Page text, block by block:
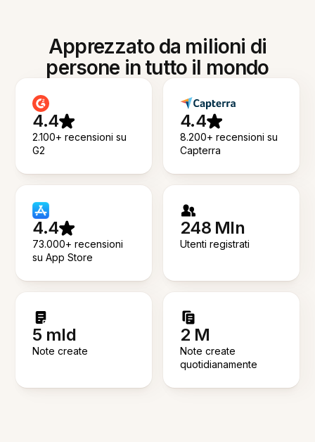
Apprezzato da milioni di
persone in tutto il mondo
4.4
2.100+ recensioni su
G2
4.4
8.200+ recensioni su
Capterra
4.4
73.000+ recensioni
su App Store
248 Mln
Utenti registrati
5 mld
Note create
2 M
Note create
quotidianamente